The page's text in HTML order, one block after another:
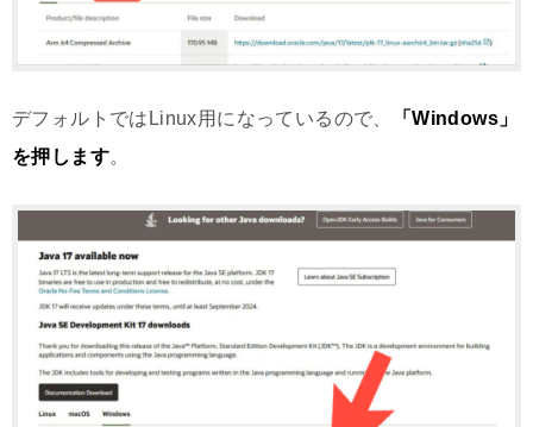
デフォルトではLinux用になっているので、
「Windows」
を押します。